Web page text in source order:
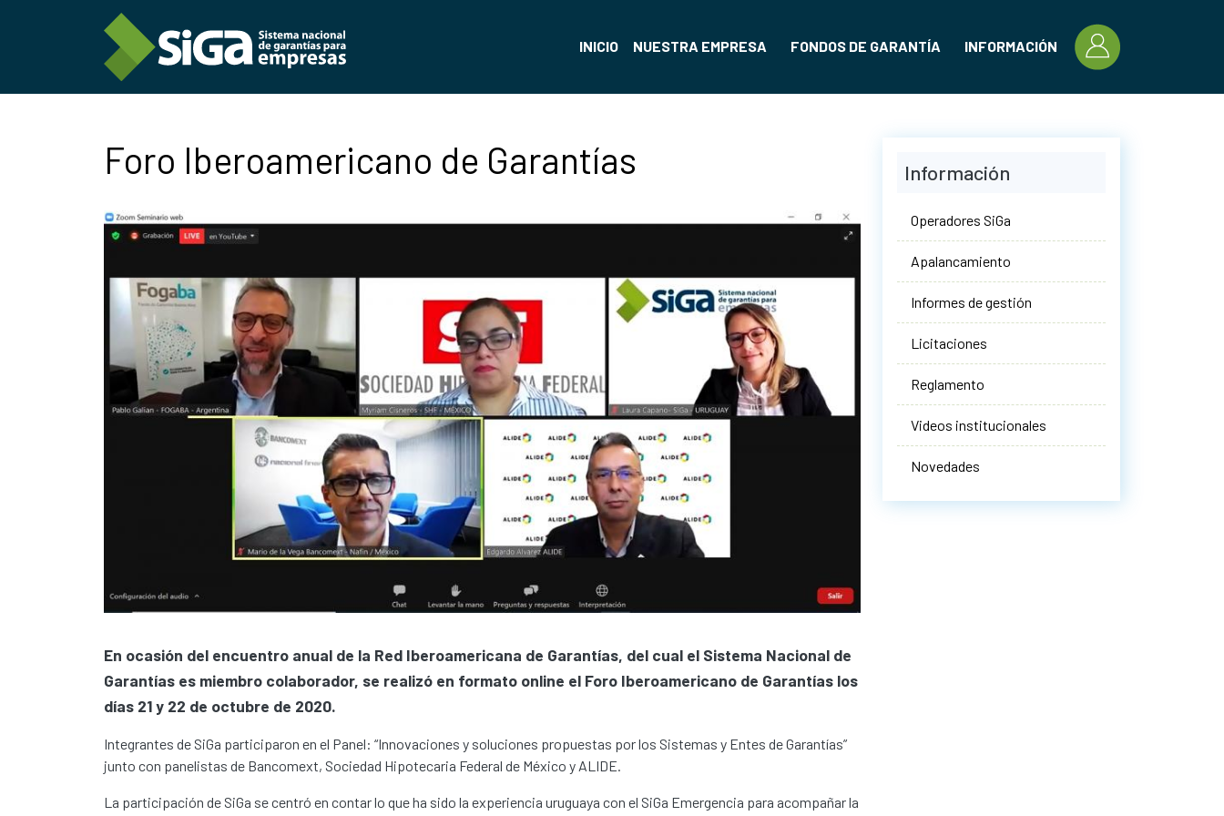
INICIO
NUESTRA EMPRESA FONDOS DE GARANTÍA INFORMACIÓN
Foro Iberoamericano de Garantías
En ocasión del encuentro anual de la Red Iberoamericana de Garantías, del cual el Sistema Nacional de
Garantías es miembro colaborador, se realizó en formato online el Foro Iberoamericano de Garantías los
días 21 y 22 de octubre de 2020.
Integrantes de SiGa participaron en el Panel: “Innovaciones y soluciones propuestas por los Sistemas y Entes de Garantías”
junto con panelistas de Bancomext, Sociedad Hipotecaria Federal de México y ALIDE.
La participación de SiGa se centró en contar lo que ha sido la experiencia uruguaya con el SiGa Emergencia para acompañar la
Información
Operadores SiGa
Apalancamiento
Informes de gestión
Licitaciones
Reglamento
Videos institucionales
Novedades